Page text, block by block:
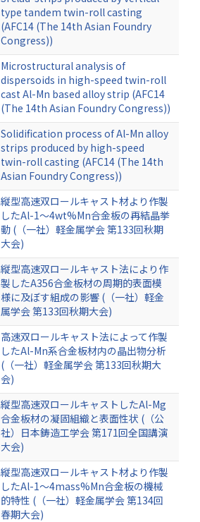
type tandem twin-roll casting
(AFC14 (The 14th Asian Foundry
Congress))
Microstructural analysis of
dispersoids in high-speed twin-roll
cast Al-Mn based alloy strip (AFC14
(The 14th Asian Foundry Congress))
Solidification process of Al-Mn alloy
strips produced by high-speed
twin-roll casting (AFC14 (The 14th
Asian Foundry Congress))
縦型高速双ロールキャスト材より作製
したAl-1～4wt%Mn合金板の再結晶挙
動 (（一社）軽金属学会 第133回秋期
大会)
縦型高速双ロールキャスト法により作
製したA356合金板材の周期的表面模
様に及ぼす組成の影響 (（一社）軽金
属学会 第133回秋期大会)
高速双ロールキャスト法によって作製
したAl-Mn系合金板材内の晶出物分析
(（一社）軽金属学会 第133回秋期大
会)
縦型高速双ロールキャストしたAl-Mg
合金板材の凝固組織と表面性状 (（公
社）日本鋳造工学会 第171回全国講演
大会)
縦型高速双ロールキャスト材より作製
したAl-1～4mass%Mn合金板の機械
的特性 (（一社）軽金属学会 第134回
春期大会)